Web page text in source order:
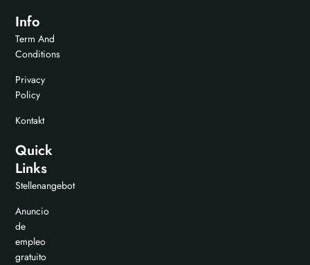
Info
Term And
Conditions
Privacy
Policy
Kontakt
Quick
Links
Stellenangebot
Anuncio
de
empleo
gratuito